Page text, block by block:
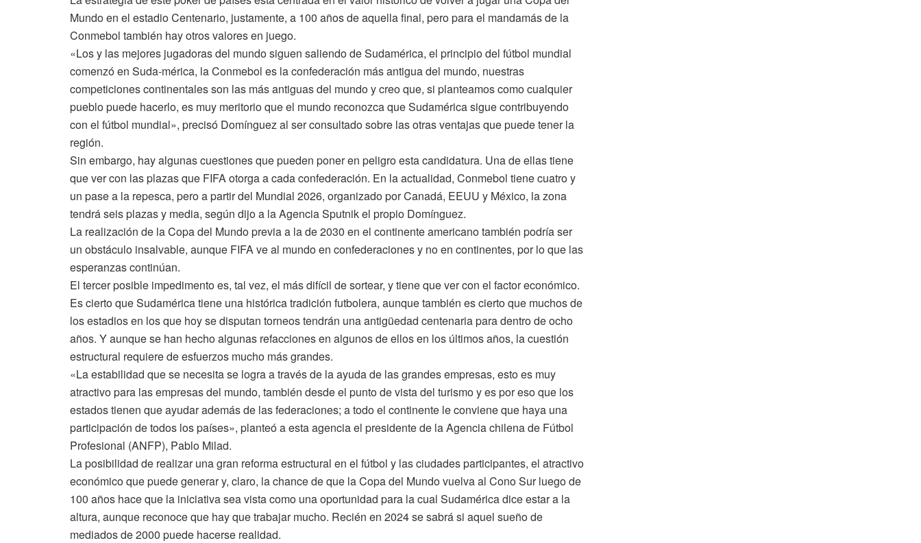
Mundo en el estadio Centenario, justamente, a 100 años de aquella final, pero para el mandamás de la
Conmebol también hay otros valores en juego.
«Los y las mejores jugadoras del mundo siguen saliendo de Sudamérica, el principio del fútbol mundial
comenzó en Suda-mérica, la Conmebol es la confederación más antigua del mundo, nuestras
competiciones continentales son las más antiguas del mundo y creo que, si planteamos como cualquier
pueblo puede hacerlo, es muy meritorio que el mundo reconozca que Sudamérica sigue contribuyendo
con el fútbol mundial», precisó Domínguez al ser consultado sobre las otras ventajas que puede tener la
región.
Sin embargo, hay algunas cuestiones que pueden poner en peligro esta candidatura. Una de ellas tiene
que ver con las plazas que FIFA otorga a cada confederación. En la actualidad, Conmebol tiene cuatro y
un pase a la repesca, pero a partir del Mundial 2026, organizado por Canadá, EEUU y México, la zona
tendrá seis plazas y media, según dijo a la Agencia Sputnik el propio Domínguez.
La realización de la Copa del Mundo previa a la de 2030 en el continente americano también podría ser
un obstáculo insalvable, aunque FIFA ve al mundo en confederaciones y no en continentes, por lo que las
esperanzas continúan.
El tercer posible impedimento es, tal vez, el más difícil de sortear, y tiene que ver con el factor económico.
Es cierto que Sudamérica tiene una histórica tradición futbolera, aunque también es cierto que muchos de
los estadios en los que hoy se disputan torneos tendrán una antigüedad centenaria para dentro de ocho
años. Y aunque se han hecho algunas refacciones en algunos de ellos en los últimos años, la cuestión
estructural requiere de esfuerzos mucho más grandes.
«La estabilidad que se necesita se logra a través de la ayuda de las grandes empresas, esto es muy
atractivo para las empresas del mundo, también desde el punto de vista del turismo y es por eso que los
estados tienen que ayudar además de las federaciones; a todo el continente le conviene que haya una
participación de todos los países», planteó a esta agencia el presidente de la Agencia chilena de Fútbol
Profesional (ANFP), Pablo Milad.
La posibilidad de realizar una gran reforma estructural en el fútbol y las ciudades participantes, el atractivo
económico que puede generar y, claro, la chance de que la Copa del Mundo vuelva al Cono Sur luego de
100 años hace que la iniciativa sea vista como una oportunidad para la cual Sudamérica dice estar a la
altura, aunque reconoce que hay que trabajar mucho. Recién en 2024 se sabrá si aquel sueño de
mediados de 2000 puede hacerse realidad.